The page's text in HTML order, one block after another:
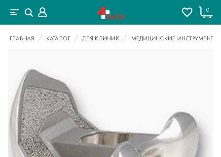
0
ГЛАВНАЯ КАТАЛОГ ДЛЯ КЛИНИК МЕДИЦИНСКИЕ ИНСТРУМЕНТЫ